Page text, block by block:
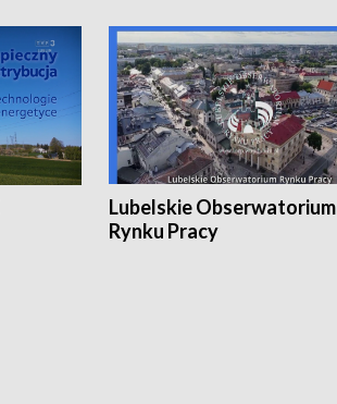
Lubelskie Obserwatorium
Rynku Pracy